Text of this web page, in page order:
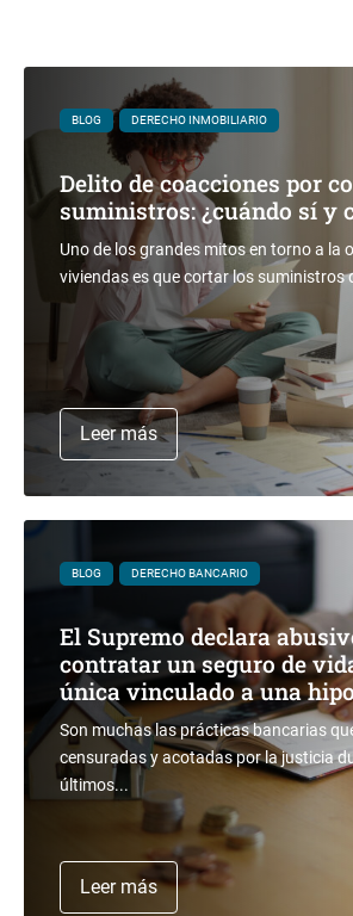
BLOG DERECHO INMOBILIARIO
Delito de coacciones por
suministros: ¿cuándo sí y
Uno de los grandes mitos en torno a la
viviendas es que cortar los suministros
Leer más
BLOG DERECHO BANCARIO
El Supremo declara
contratar un seguro de
única vinculado a una
Son muchas las prácticas bancarias
censuradas y acotadas por la justicia
últimos...
Leer más